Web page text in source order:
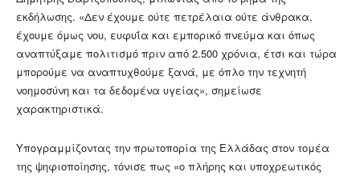
εκδήλωσης. «Δεν έχουμε ούτε πετρέλαια ούτε άνθρακα,
έχουμε όμως νου, ευφυΐα και εμπορικό πνεύμα και όπως
αναπτύξαμε πολιτισμό πριν από 2.500 χρόνια, έτσι και τώρα
μπορούμε να αναπτυχθούμε ξανά, με όπλο την τεχνητή
νοημοσύνη και τα δεδομένα υγείας», σημείωσε
χαρακτηριστικά.
Υπογραμμίζοντας την πρωτοπορία της Ελλάδας στον τομέα
της ψηφιοποίησης, τόνισε πως «ο πλήρης και υποχρεωτικός